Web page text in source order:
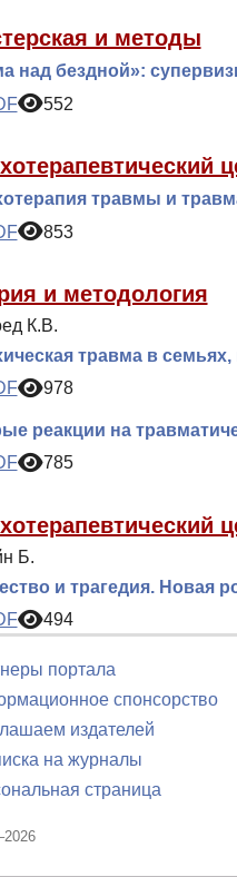
и методы
над бездной»:
552
травмы и
853
и методология
К.В.
травма в
978
реакции на
785
Б.
и трагедия. Новая
494
портала
спонсорство
издателей
на журналы
страница